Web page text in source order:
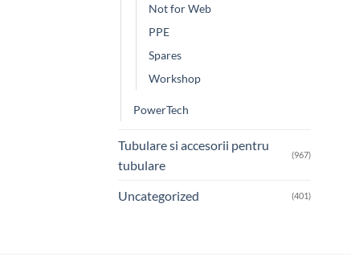
Not for Web
PPE
Spares
Workshop
PowerTech
Tubulare si accesorii pentru
tubulare
(967)
Uncategorized (401)